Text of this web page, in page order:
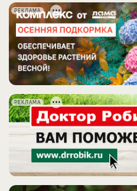
РЕКЛАМА
РЕКЛАМА